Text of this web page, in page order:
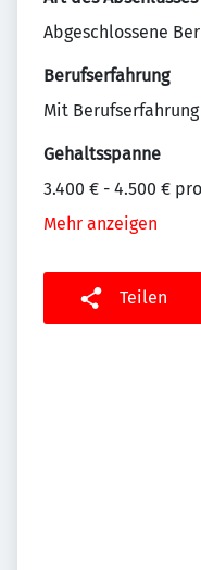
Abgeschlossene
Berufserfahrung
Mit Berufserfahrung
Gehaltsspanne
3.400 € - 4.500 €
Mehr anzeigen
Teilen